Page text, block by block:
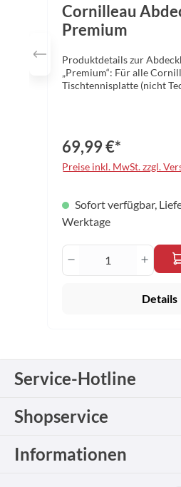
Cornilleau
Premium
Produktdetails zur
„Premium“: Für alle Cornilleau
Tischtennisplatte (nicht
Abdeckhauben Kein
69,99 €*
Preise inkl. MwSt. zzgl.
Sofort verfügbar,
Werktage
Produkt Anzahl:
Details
Service-Hotline
Shopservice
Informationen